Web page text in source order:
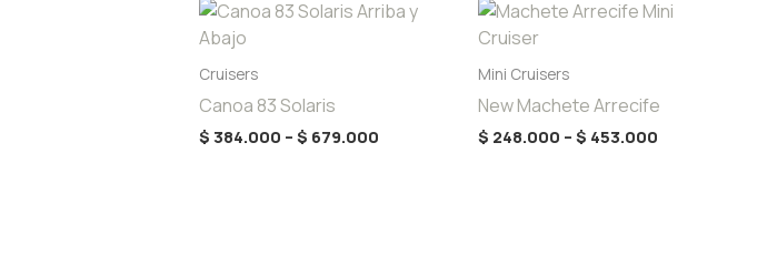
Cruisers
Canoa 83 Solaris
$ 384.000 – $ 679.000
Price
range:
Mini Cruisers
New Machete Arrecife
$ 248.000 – $ 453.000
Price